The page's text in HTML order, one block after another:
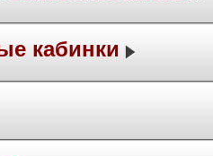
кабинки